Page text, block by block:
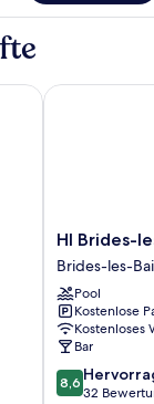
HI
Brides-
les-
Bains
Brides-
les-
Bains
HI Brides-
Brides-les-
Pool
Kostenlose
Kostenloses
Bar
8.6
von
8,6
32
HI Brides-les-